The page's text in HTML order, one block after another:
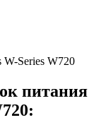
питания